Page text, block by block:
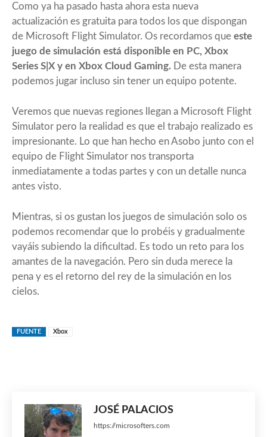
Como ya ha pasado hasta ahora esta nueva
actualización es gratuita para todos los que dispongan
de Microsoft Flight Simulator. Os recordamos que este
juego de simulación está disponible en PC, Xbox
Series S|X y en Xbox Cloud Gaming. De esta manera
podemos jugar incluso sin tener un equipo potente.
Veremos que nuevas regiones llegan a Microsoft Flight
Simulator pero la realidad es que el trabajo realizado es
impresionante. Lo que han hecho en Asobo junto con el
equipo de Flight Simulator nos transporta
inmediatamente a todas partes y con un detalle nunca
antes visto.
Mientras, si os gustan los juegos de simulación solo os
podemos recomendar que lo probéis y gradualmente
vayáis subiendo la dificultad. Es todo un reto para los
amantes de la navegación. Pero sin duda merece la
pena y es el retorno del rey de la simulación en los
cielos.
FUENTE Xbox
JOSÉ PALACIOS
https://microsofters.com